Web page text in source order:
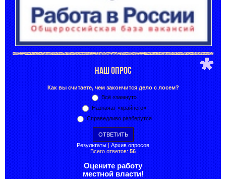
НАШ ОПРОС
Как вы считаете, чем закончится дело с лосем?
Всё «замнут»
Назначат «крайнего»
Справедливо разберутся
Результаты | Архив опросов
Всего ответов: 56
Оцените работу
местной власти!